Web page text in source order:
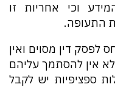
וכי אחריות זו
התעופה.
לפסק דין מסוים ואין
אין להסתמך עליהם
ספציפיות יש לקבל